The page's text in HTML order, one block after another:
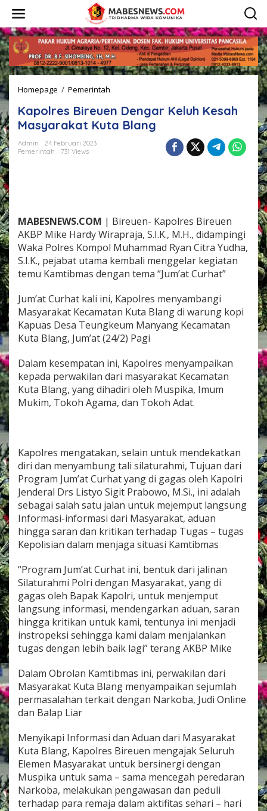
w
a
t
i
k
e
k
o
n
t
e
n
Homepage / Pemerintah
p
o
l
u
n
D
e
n
g
r
K
e
l
K
e
s
a
y
a
r
a
k
a
t
K
u
t
B
l
a
n
g
Kapolres Bireuen Dengar Keluh Kesah
Masyarakat Kuta Blang
Admin
24 Februari 2023
Pemerintah
731 Views
MABESNEWS.COM | Bireuen- Kapolres Bireuen
AKBP Mike Hardy Wirapraja, S.I.K., M.H., didampingi
Waka Polres Kompol Muhammad Ryan Citra Yudha,
S.I.K., pejabat utama kembali menggelar kegiatan
temu Kamtibmas dengan tema “Jum’at Curhat”
Jum’at Curhat kali ini, Kapolres menyambangi
Masyarakat Kecamatan Kuta Blang di warung kopi
Kapuas Desa Teungkeum Manyang Kecamatan
Kuta Blang, Jum’at (24/2) Pagi
Dalam kesempatan ini, Kapolres menyampaikan
kepada perwakilan dari masyarakat Kecamatan
Kuta Blang, yang dihadiri oleh Muspika, Imum
Mukim, Tokoh Agama, dan Tokoh Adat.
Kapolres mengatakan, selain untuk mendekatkan
diri dan menyambung tali silaturahmi, Tujuan dari
Program Jum’at Curhat yang di gagas oleh Kapolri
Jenderal Drs Listyo Sigit Prabowo, M.Si., ini adalah
sebagai salah satu jalan untuk mejemput langsung
Informasi-informasi dari Masyarakat, aduan
hingga saran dan kritikan terhadap Tugas – tugas
Kepolisian dalam menjaga situasi Kamtibmas
“Program Jum’at Curhat ini, bentuk dari jalinan
Silaturahmi Polri dengan Masyarakat, yang di
gagas oleh Bapak Kapolri, untuk menjemput
langsung informasi, mendengarkan aduan, saran
hingga kritikan untuk kami, tentunya ini menjadi
instropeksi sehingga kami dalam menjalankan
tugas dengan lebih baik lagi” terang AKBP Mike
Dalam Obrolan Kamtibmas ini, perwakilan dari
Masyarakat Kuta Blang menyampaikan sejumlah
permasalahan terkait dengan Narkoba, Judi Online
dan Balap Liar
Menyikapi Informasi dan Aduan dari Masyarakat
Kuta Blang, Kapolres Bireuen mengajak Seluruh
Elemen Masyarakat untuk bersinergi dengan
Muspika untuk sama – sama mencegah peredaran
Narkoba, melakukan pengawasan dan peduli
terhadap para remaja dalam aktifitas sehari – hari